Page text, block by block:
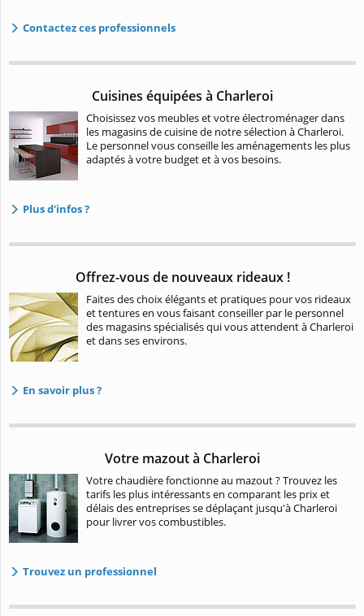
Contactez ces professionnels
Cuisines équipées à Charleroi
Choisissez vos meubles et votre électroménager dans
les magasins de cuisine de notre sélection à Charleroi.
Le personnel vous conseille les aménagements les plus
adaptés à votre budget et à vos besoins.
Plus d'infos ?
Offrez-vous de nouveaux rideaux !
Faites des choix élégants et pratiques pour vos rideaux
et tentures en vous faisant conseiller par le personnel
des magasins spécialisés qui vous attendent à Charleroi
et dans ses environs.
En savoir plus ?
Votre mazout à Charleroi
Votre chaudière fonctionne au mazout ? Trouvez les
tarifs les plus intéressants en comparant les prix et
délais des entreprises se déplaçant jusqu'à Charleroi
pour livrer vos combustibles.
Trouvez un professionnel